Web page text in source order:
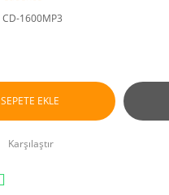
CD-1600MP3
SEPETE EKLE
Karşılaştır